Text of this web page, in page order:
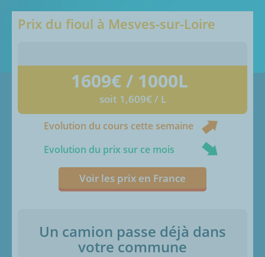
Prix du fioul à Mesves-sur-Loire
1609€ / 1000L
soit 1,609€ / L
Evolution du cours cette semaine
Evolution du prix sur ce mois
Voir les prix en France
Un camion passe déjà dans
votre commune